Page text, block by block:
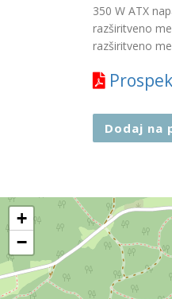
350 W ATX
razširitveno
razširitveno
Dodaj na
+
−